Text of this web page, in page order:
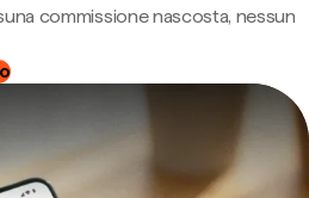
commissione nascosta, nessun